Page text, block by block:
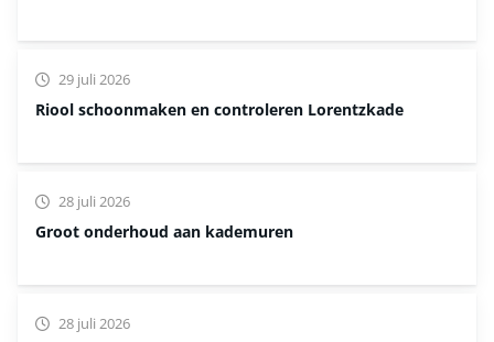
Riool schoonmaken en controleren Lorentzkade
29 juli 2026
Groot onderhoud aan kademuren
28 juli 2026
28 juli 2026